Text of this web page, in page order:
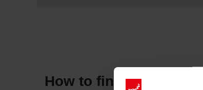
How to find our